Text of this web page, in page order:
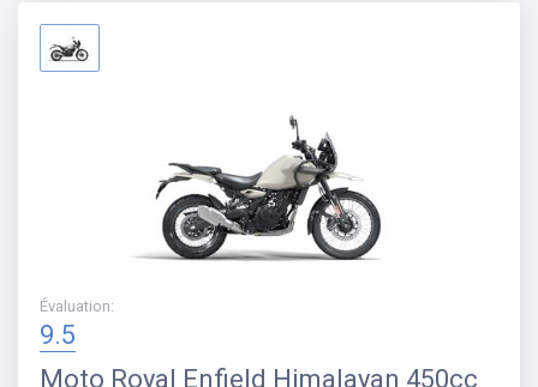
Évaluation:
9.5
Moto Royal Enfield Himalayan 450cc